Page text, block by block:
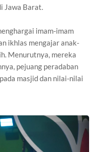
Jawa Barat.
imam-imam
ikhlas mengajar anak-
Menurutnya, mereka
pejuang peradaban
masjid dan nilai-nilai